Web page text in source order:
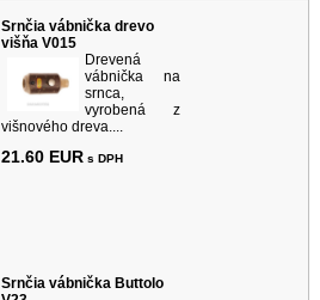
Srnčia vábnička drevo
višňa V015
Drevená
vábnička na
srnca,
vyrobená z
višnového dreva....
21.60 EUR s DPH
Srnčia vábnička Buttolo